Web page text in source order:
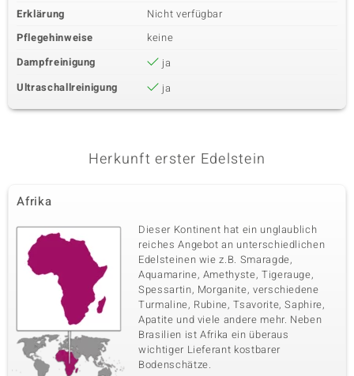
Fünfter Edelstein
VVS1 Diamant (G)
Karatgewicht Summe
0,005 ct
Pavéfassung Afrika
Sechster Edelstein
VVS1 Diamant (G)
0,061 ct Runder Brillantschliff
Fassung
Pavéfassung
Herkunft
Afrika
Erklärung
Nicht verfügbar
Pflegehinweise
keine
Dampfreinigung
ja
Ultraschallreinigung
ja
Herkunft erster Edelstein
Afrika
Dieser Kontinent hat ein unglaublich
reiches Angebot an unterschiedlichen
Edelsteinen wie z.B. Smaragde,
Aquamarine, Amethyste, Tigerauge,
Spessartin, Morganite, verschiedene
Turmaline, Rubine, Tsavorite, Saphire,
Apatite und viele andere mehr. Neben
Brasilien ist Afrika ein überaus
wichtiger Lieferant kostbarer
Bodenschätze.